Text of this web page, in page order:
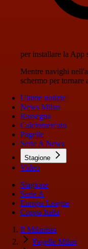
per installare la App
Mentre navighi
schermo per tornare
Ultime notizie
News Milan
Rassegna
Calciomercato
Pagelle
Serie A News
Stagione
Video
Stagione
Serie A
Europa League
Coppa Italia
Il Milanista
Pagelle Milan